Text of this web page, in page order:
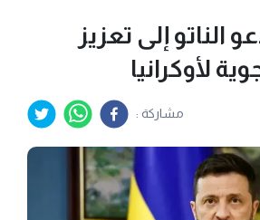
الناتو إلى تعزيز
لأوكرانيا
مشاركة :